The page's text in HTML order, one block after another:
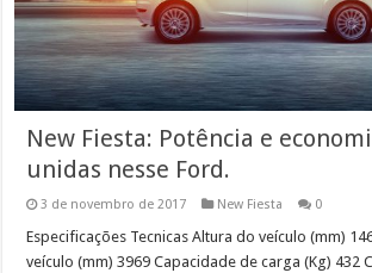
New Fiesta: Potência e
unidas nesse Ford.
3 de novembro de 2017 New Fiesta 0
Especificações Tecnicas Altura do veículo (mm)
veículo (mm) 3969 Capacidade de carga (Kg) 432